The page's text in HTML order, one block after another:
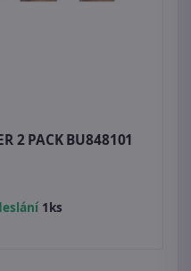
2 PACK BU848101
1ks